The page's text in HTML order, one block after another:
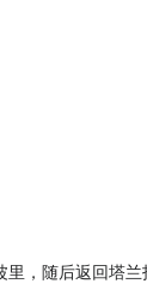
，随后返回塔